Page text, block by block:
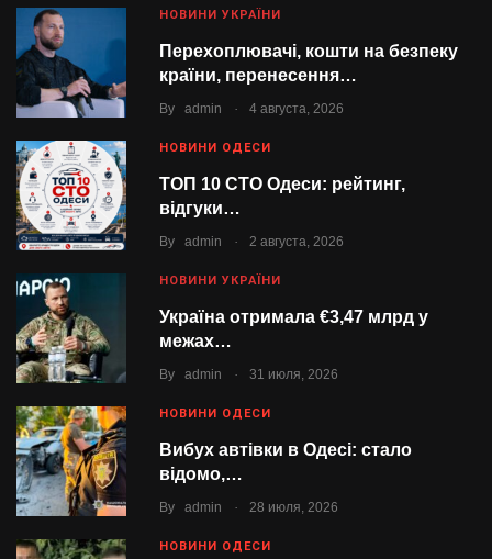
НОВИНИ УКРАЇНИ
Перехоплювачі, кошти на безпеку
країни, перенесення…
By admin . 4 августа, 2026
НОВИНИ ОДЕСИ
ТОП 10 СТО Одеси: рейтинг,
відгуки…
By admin . 2 августа, 2026
НОВИНИ УКРАЇНИ
Україна отримала €3,47 млрд у
межах…
By admin . 31 июля, 2026
НОВИНИ ОДЕСИ
Вибух автівки в Одесі: стало
відомо,…
By admin . 28 июля, 2026
НОВИНИ ОДЕСИ